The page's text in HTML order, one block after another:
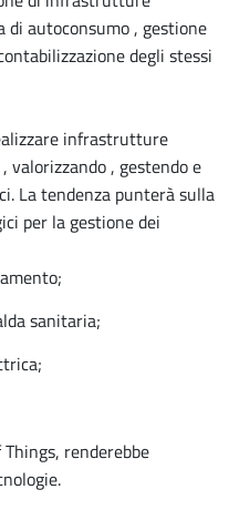
di autoconsumo , gestione
degli stessi
infrastrutture
valorizzando , gestendo e
La tendenza punterà sulla
per la gestione dei
sanitaria;
renderebbe